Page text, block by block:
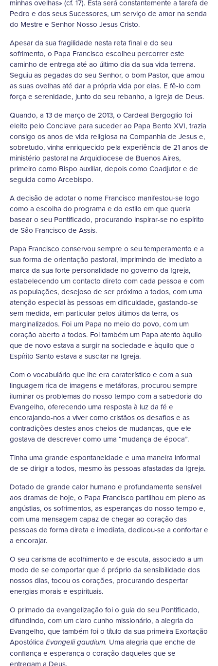
minhas ovelhas» (cf. 17). Esta será constantemente a tarefa de
Pedro e dos seus Sucessores, um serviço de amor na senda
do Mestre e Senhor Nosso Jesus Cristo.
Apesar da sua fragilidade nesta reta final e do seu
sofrimento, o Papa Francisco escolheu percorrer este
caminho de entrega até ao último dia da sua vida terrena.
Seguiu as pegadas do seu Senhor, o bom Pastor, que amou
as suas ovelhas até dar a própria vida por elas. E fê-lo com
força e serenidade, junto do seu rebanho, a Igreja de Deus.
Quando, a 13 de março de 2013, o Cardeal Bergoglio foi
eleito pelo Conclave para suceder ao Papa Bento XVI, trazia
consigo os anos de vida religiosa na Companhia de Jesus e,
sobretudo, vinha enriquecido pela experiência de 21 anos de
ministério pastoral na Arquidiocese de Buenos Aires,
primeiro como Bispo auxiliar, depois como Coadjutor e de
seguida como Arcebispo.
A decisão de adotar o nome Francisco manifestou-se logo
como a escolha do programa e do estilo em que queria
basear o seu Pontificado, procurando inspirar-se no espírito
de São Francisco de Assis.
Papa Francisco conservou sempre o seu temperamento e a
sua forma de orientação pastoral, imprimindo de imediato a
marca da sua forte personalidade no governo da Igreja,
estabelecendo um contacto direto com cada pessoa e com
as populações, desejoso de ser próximo a todos, com uma
atenção especial às pessoas em dificuldade, gastando-se
sem medida, em particular pelos últimos da terra, os
marginalizados. Foi um Papa no meio do povo, com um
coração aberto a todos. Foi também um Papa atento àquilo
que de novo estava a surgir na sociedade e àquilo que o
Espírito Santo estava a suscitar na Igreja.
Com o vocabulário que lhe era caraterístico e com a sua
linguagem rica de imagens e metáforas, procurou sempre
iluminar os problemas do nosso tempo com a sabedoria do
Evangelho, oferecendo uma resposta à luz da fé e
encorajando-nos a viver como cristãos os desafios e as
contradições destes anos cheios de mudanças, que ele
gostava de descrever como uma “mudança de época”.
Tinha uma grande espontaneidade e uma maneira informal
de se dirigir a todos, mesmo às pessoas afastadas da Igreja.
Dotado de grande calor humano e profundamente sensível
aos dramas de hoje, o Papa Francisco partilhou em pleno as
angústias, os sofrimentos, as esperanças do nosso tempo e,
com uma mensagem capaz de chegar ao coração das
pessoas de forma direta e imediata, dedicou-se a confortar e
a encorajar.
O seu carisma de acolhimento e de escuta, associado a um
modo de se comportar que é próprio da sensibilidade dos
nossos dias, tocou os corações, procurando despertar
energias morais e espirituais.
O primado da evangelização foi o guia do seu Pontificado,
difundindo, com um claro cunho missionário, a alegria do
Evangelho, que também foi o título da sua primeira Exortação
Apostólica Evangelii gaudium. Uma alegria que enche de
confiança e esperança o coração daqueles que se